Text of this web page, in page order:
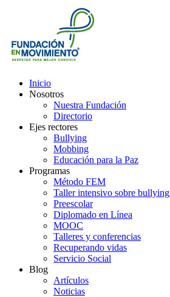
Inicio
Nosotros
Nuestra Fundación
Directorio
Ejes rectores
Bullying
Mobbing
Educación para la Paz
Programas
Método FEM
Taller intensivo sobre bullying
Preescolar
Diplomado en Línea
MOOC
Talleres y conferencias
Recuperando vidas
Servicio Social
Blog
Artículos
Noticias